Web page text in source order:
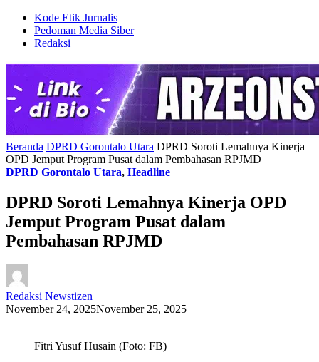
Kode Etik Jurnalis
Pedoman Media Siber
Redaksi
Beranda DPRD Gorontalo Utara DPRD Soroti Lemahnya Kinerja
OPD Jemput Program Pusat dalam Pembahasan RPJMD
DPRD Gorontalo Utara, Headline
DPRD Soroti Lemahnya Kinerja OPD
Jemput Program Pusat dalam
Pembahasan RPJMD
Redaksi Newstizen
November 24, 2025November 25, 2025
Fitri Yusuf Husain (Foto: FB)